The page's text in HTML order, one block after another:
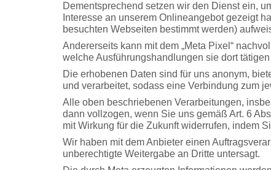
Dementsprechend setzen wir den Dienst ein,
Interesse an unserem Onlineangebot gezeigt
besuchten Webseiten bestimmt werden)
Andererseits kann mit dem „Meta Pixel“
welche Ausführungshandlungen sie dort tätigen
Die erhobenen Daten sind für uns anonym,
und verarbeitet, sodass eine Verbindung zum
Alle oben beschriebenen Verarbeitungen,
dann vollzogen, wenn Sie uns gemäß Art. 6
mit Wirkung für die Zukunft widerrufen, indem
Wir haben mit dem Anbieter einen
unberechtigte Weitergabe an Dritte untersagt.